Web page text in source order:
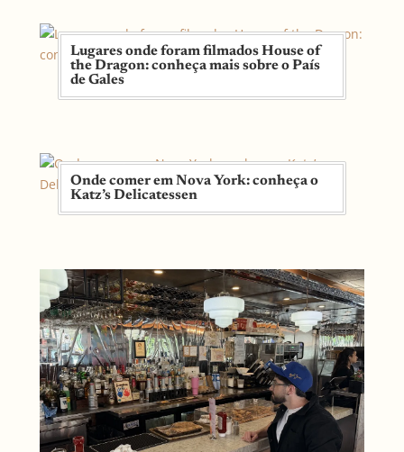
Lugares onde foram filmados House of
the Dragon: conheça mais sobre o País
de Gales
Onde comer em Nova York: conheça o
Katz’s Delicatessen